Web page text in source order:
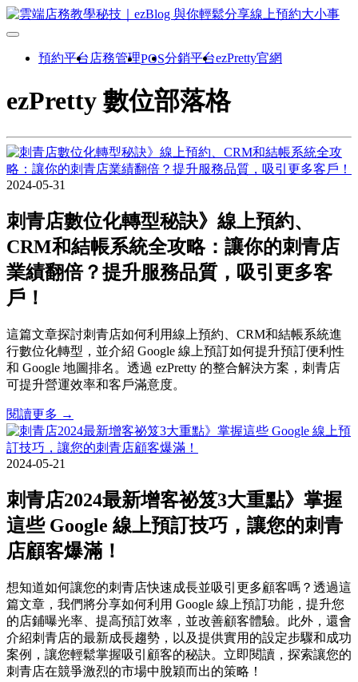
預約平台 店務管理POS分銷平台ezPretty官網
ezPretty 數位部落格
2024-05-31
刺青店數位化轉型秘訣》線上預約、
CRM和結帳系統全攻略：讓你的刺青店
業績翻倍？提升服務品質，吸引更多客
戶！
這篇文章探討刺青店如何利用線上預約、CRM和結帳系統進
行數位化轉型，並介紹 Google 線上預訂如何提升預訂便利性
和 Google 地圖排名。透過 ezPretty 的整合解決方案，刺青店
可提升營運效率和客戶滿意度。
閱讀更多 →
2024-05-21
刺青店2024最新增客祕笈3大重點》掌握
這些 Google 線上預訂技巧，讓您的刺青
店顧客爆滿！
想知道如何讓您的刺青店快速成長並吸引更多顧客嗎？透過這
篇文章，我們將分享如何利用 Google 線上預訂功能，提升您
的店鋪曝光率、提高預訂效率，並改善顧客體驗。此外，還會
介紹刺青店的最新成長趨勢，以及提供實用的設定步驟和成功
案例，讓您輕鬆掌握吸引顧客的秘訣。立即閱讀，探索讓您的
刺青店在競爭激烈的市場中脫穎而出的策略！